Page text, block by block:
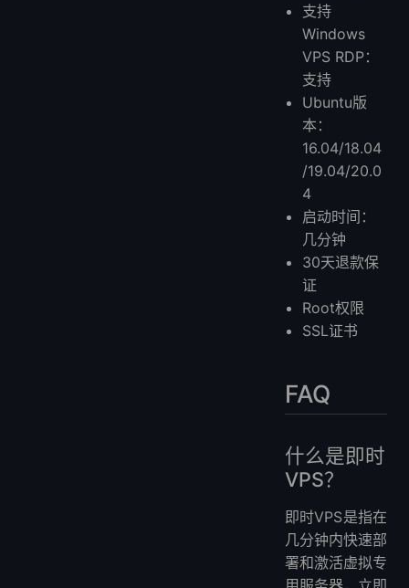
支持
Windows
VPS RDP：
支持
Ubuntu版
本：
16.04/18.04
/19.04/20.0
4
启动时间：
几分钟
30天退款保
证
Root权限
SSL证书
FAQ
什么是即时
VPS？
即时VPS是指在
几分钟内快速部
署和激活虚拟专